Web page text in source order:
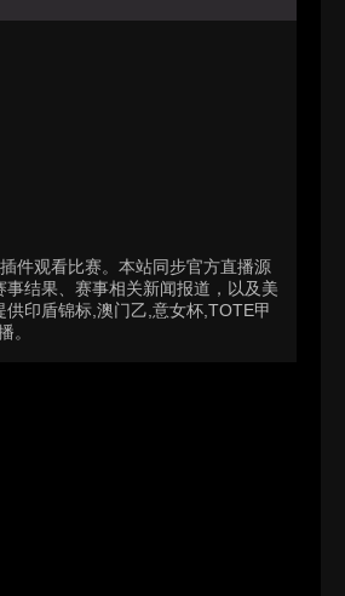
件观看比赛。本站同步官方直播源
结果、赛事相关新闻报道，以及美
印盾锦标,澳门乙,意女杯,TOTE甲
。